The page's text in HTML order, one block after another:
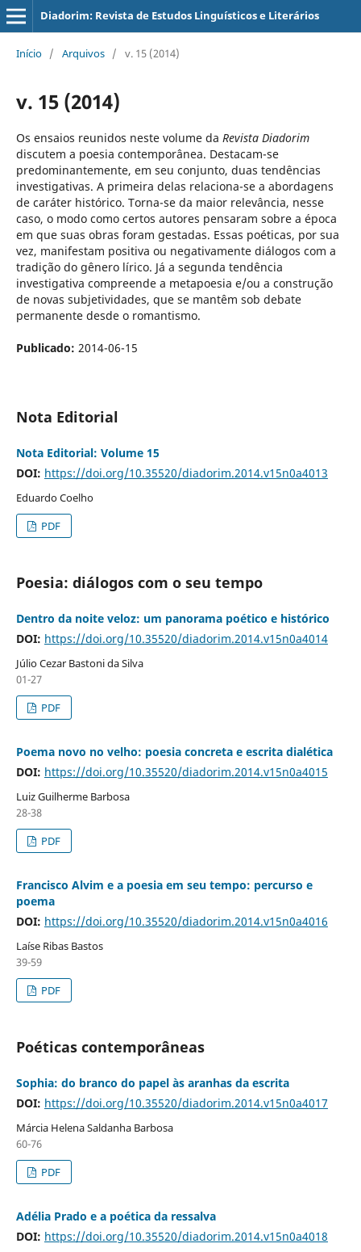
Diadorim: Revista de Estudos Linguísticos e Literários
Início / Arquivos / v. 15 (2014)
v. 15 (2014)
Os ensaios reunidos neste volume da Revista Diadorim
discutem a poesia contemporânea. Destacam-se
predominantemente, em seu conjunto, duas tendências
investigativas. A primeira delas relaciona-se a abordagens
de caráter histórico. Torna-se da maior relevância, nesse
caso, o modo como certos autores pensaram sobre a época
em que suas obras foram gestadas. Essas poéticas, por sua
vez, manifestam positiva ou negativamente diálogos com a
tradição do gênero lírico. Já a segunda tendência
investigativa compreende a metapoesia e/ou a construção
de novas subjetividades, que se mantêm sob debate
permanente desde o romantismo.
Publicado: 2014-06-15
Nota Editorial
Nota Editorial: Volume 15
DOI: https://doi.org/10.35520/diadorim.2014.v15n0a4013
Eduardo Coelho
PDF
Poesia: diálogos com o seu tempo
Dentro da noite veloz: um panorama poético e histórico
DOI: https://doi.org/10.35520/diadorim.2014.v15n0a4014
Júlio Cezar Bastoni da Silva
01-27
PDF
Poema novo no velho: poesia concreta e escrita dialética
DOI: https://doi.org/10.35520/diadorim.2014.v15n0a4015
Luiz Guilherme Barbosa
28-38
PDF
Francisco Alvim e a poesia em seu tempo: percurso e
poema
DOI: https://doi.org/10.35520/diadorim.2014.v15n0a4016
Laíse Ribas Bastos
39-59
PDF
Poéticas contemporâneas
Sophia: do branco do papel às aranhas da escrita
DOI: https://doi.org/10.35520/diadorim.2014.v15n0a4017
Márcia Helena Saldanha Barbosa
60-76
PDF
Adélia Prado e a poética da ressalva
DOI: https://doi.org/10.35520/diadorim.2014.v15n0a4018